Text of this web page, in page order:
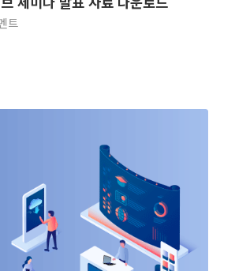
트